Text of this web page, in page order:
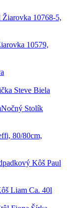
Žiarovka 10768-5,
10579,
Steve Biela
Nočný Stolík
80/80cm,
Kôš Paul
Liam Ca. 40l